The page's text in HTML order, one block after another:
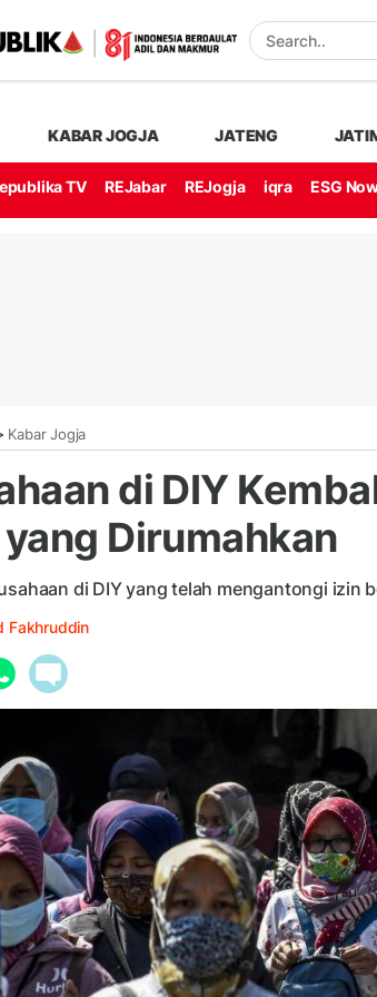
KABAR JOGJA JATENG
TV REJabar REJogja iqra ESG
Kabar Jogja
di DIY
Dirumahkan
di DIY yang telah mengantongi izin
Fakhruddin